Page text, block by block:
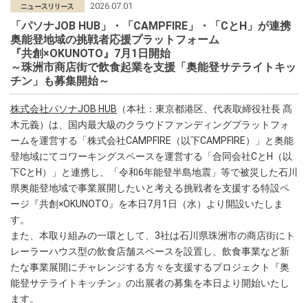
2026.07.01
「パソナJOB HUB」・「CAMPFIRE」・「CとH」が連携
奥能登地域の挑戦者応援プラットフォーム
『共創×OKUNOTO』7月1日開始
～珠洲市商店街で飲食起業を支援「奥能登サテライトキッ
チン」も募集開始～
株式会社パソナJOB HUB （本社：東京都港区、代表取締役社長 髙
木元義）は、国内最大級のクラウドファンディングプラットフォ
ームを運営する「株式会社CAMPFIRE（以下CAMPFIRE）」と奥能
登地域にてコワーキングスペースを運営する「合同会社CとH（以
下CとH）」と連携し、「令和6年能登半島地震」等で被災した石川
県奥能登地域で事業展開したいと考える挑戦者を支援する特設ペ
ージ『共創×OKUNOTO』を本日7月1日（水）より開設いたしま
す。
また、本取り組みの一環として、3社は石川県珠洲市の商店街にト
レーラーハウス型の飲食店舗スペースを設置し、飲食事業など新
たな事業展開にチャレンジする方々を支援するプロジェクト『奥
能登サテライトキッチン』の出展者の募集を本日より開始いたし
ます。